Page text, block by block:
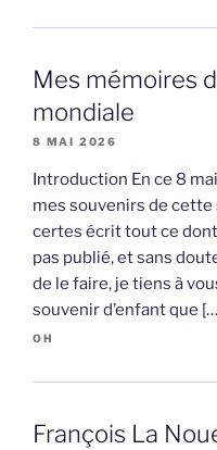
Mes mémoires
mondiale
8 MAI 2026
Introduction En ce 8
mes souvenirs de cette
certes écrit tout ce dont
pas publié, et sans
de le faire, je tiens à
souvenir d’enfant que
OH
François La